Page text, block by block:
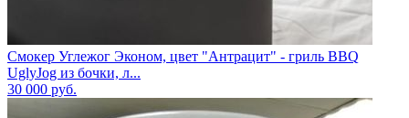
Смокер Углежог Эконом, цвет "Антрацит" - гриль BBQ
UglyJog из бочки, л...
30 000 руб.